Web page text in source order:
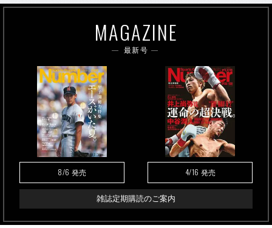
MAGAZINE
最新号
8/6 発売 4/16 発売
雑誌定期購読のご案内